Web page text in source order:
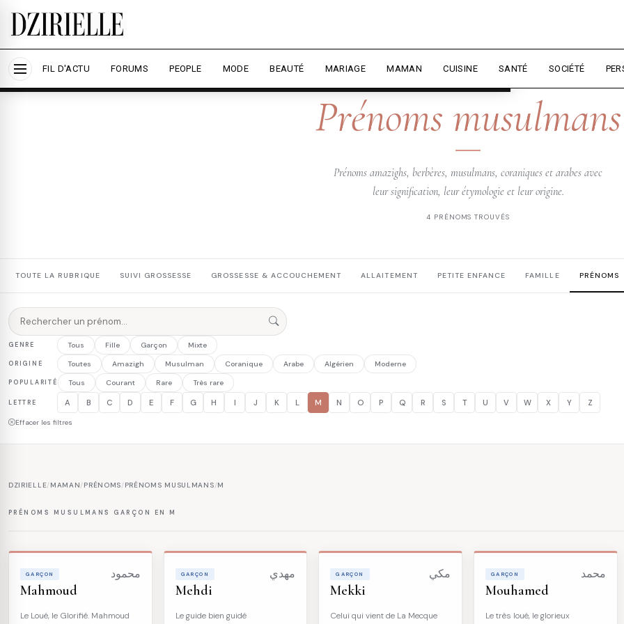
Nous utilisons des cookies pour améliorer votre expérience et mesurer l'audience.
Accepter tout Personnaliser
FIL D'ACTU FORUMS PEOPLE MODE BEAUTÉ MARIAGE MAMAN CUISINE SANTÉ SOCIÉTÉ
Prénoms musulmans
Prénoms amazighs, berbères, musulmans, coraniques et arabes avec
leur signification, leur étymologie et leur origine.
4 PRÉNOMS TROUVÉS
TOUTE LA RUBRIQUE SUIVI GROSSESSE GROSSESSE & ACCOUCHEMENT ALLAITEMENT PETITE ENFANCE FAMILLE PRÉNOMS
GENRE Tous Fille Garçon Mixte
ORIGINE Toutes Amazigh Musulman Coranique Arabe Algérien Moderne
POPULARITÉ Tous Courant Rare Très rare
LETTRE A B C D E F G H I J K L M N O P Q R S T U V W X Y Z
Effacer les filtres
DZIRIELLE/ MAMAN/ PRÉNOMS/ PRÉNOMS MUSULMANS/M
PRÉNOMS MUSULMANS GARÇON EN M
GARÇON محمود
Mahmoud
Le Loué, le Glorifié. Mahmoud
GARÇON مهدي
Mehdi
Le guide bien guidé
GARÇON مكي
Mekki
Celui qui vient de La Mecque
GARÇON محمد
Mouhamed
Le très loué, le glorieux